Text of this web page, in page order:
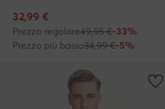
Prezzo attuale
32,99 €
Prezzo regolare49,95 €-33%
Prezzo più basso34,99 €-5%